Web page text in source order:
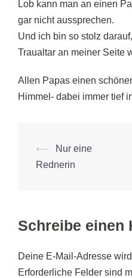
Lob kann man an einen
gar nicht aussprechen.
Und ich bin so stolz
Traualtar an meiner Seite
Allen Papas einen
Himmel- dabei immer tief
Beitrags-
Navigation
⟵
Nur eine
Rednerin
Schreibe einen
Deine E-Mail-Adresse
Erforderliche Felder sind